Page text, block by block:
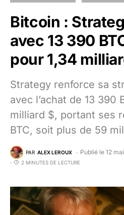
Bitcoin :
avec 13 390
pour 1,34
Strategy renforce sa
avec l’achat de 13 390
milliard $, portant ses
BTC, soit plus de 59
PAR ALEX LEROUX Publié le 12
2 MINUTES DE LECTURE